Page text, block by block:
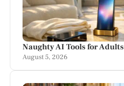
Naughty AI Tools for Adults
August 5, 2026